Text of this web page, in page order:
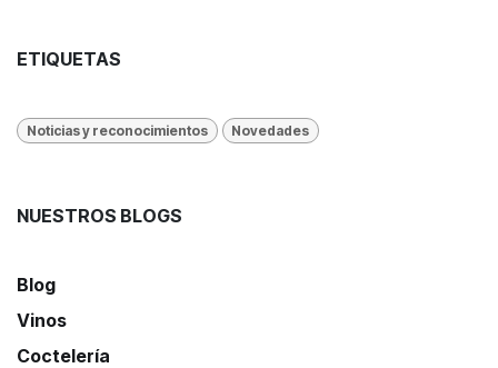
ETIQUETAS
Noticias y reconocimientos Novedades
NUESTROS BLOGS
Blog
Vinos
Coctelería